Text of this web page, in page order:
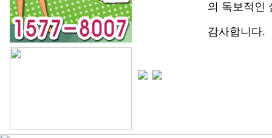
의 독보적인
감사합니다.